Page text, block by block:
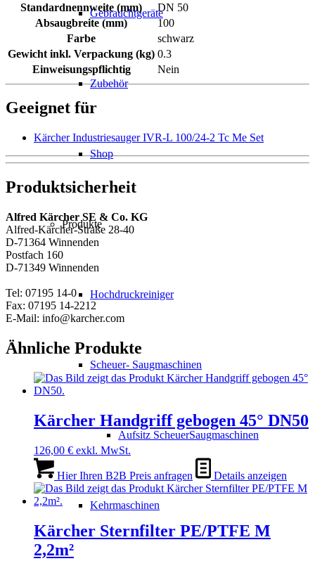
Gebrauchtgeräte
Zubehör
Shop
Produkte
Hochdruckreiniger
Scheuer- Saugmaschinen
Aufsitz ScheuerSaugmaschinen
Kehrmaschinen
Standardnennweite (mm)
DN 50
Absaugbreite (mm)
100
Farbe
schwarz
Gewicht inkl. Verpackung (kg) 0.3
Einweisungspflichtig
Nein
Geeignet für
Kärcher Industriesauger IVR-L 100/24-2 Tc Me Set
Produktsicherheit
Alfred Kärcher SE & Co. KG
Alfred-Kärcher-Straße 28-40
D-71364 Winnenden
Postfach 160
D-71349 Winnenden
Tel: 07195 14-0
Fax: 07195 14-2212
E-Mail: info@karcher.com
Ähnliche Produkte
Kärcher Handgriff gebogen 45° DN50
126,00 € exkl. MwSt.
Hier Ihren B2B Preis anfragen Details anzeigen
Kärcher Sternfilter PE/PTFE M
2,2m²